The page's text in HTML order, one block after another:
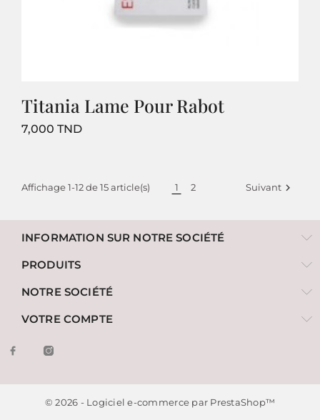
Titania Lame Pour Rabot
7,000 TNDPrix
Affichage 1-12 de 15 article(s) 1 2 Suivant 
INFORMATION SUR NOTRE SOCIÉTÉ
PRODUITS
NOTRE SOCIÉTÉ
VOTRE COMPTE
© 2026 - Logiciel e-commerce par PrestaShop™